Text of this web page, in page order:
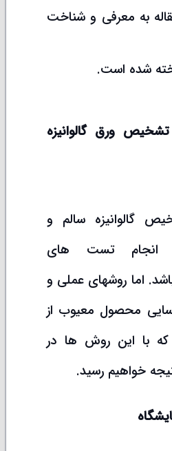
به معرفی و شناخت
شده است.
ورق گالوانیزه
گالوانیزه سالم و
انجام تست های
اما روشهای عملی و
محصول معیوب از
که با این روش ها در
خواهیم رسید.